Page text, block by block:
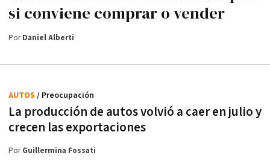
si conviene comprar o vender
PorDaniel Alberti
La producción de autos volvió a caer en julio y
crecen las exportaciones
AUTOS / Preocupación
PorGuillermina Fossati